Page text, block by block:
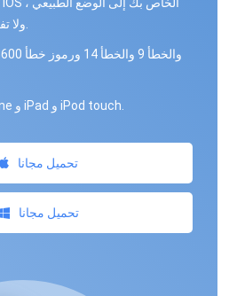
قم بإلغاء تجميد iPhone و iPad و iPod touch.
تحميل مجانا
تحميل مجانا